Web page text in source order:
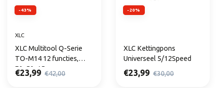
-43%
XLC
XLC Multitool Q-Serie
TO-M14 12 functies,
70x50x15mm
€23,99 €42,00
-20%
XLC Kettingpons
Universeel 5/12Speed
€23,99 €30,00